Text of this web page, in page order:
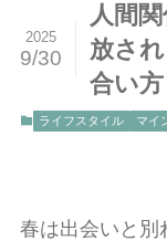
人間
放さ
合い方
2025
9/30
ライフスタイル マイ
春は出会いと別